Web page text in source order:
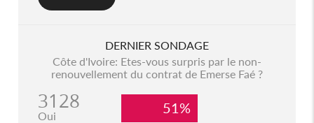
DERNIER SONDAGE
Côte d'Ivoire: Etes-vous surpris par le non-
renouvellement du contrat de Emerse Faé ?
3128
Oui 51%